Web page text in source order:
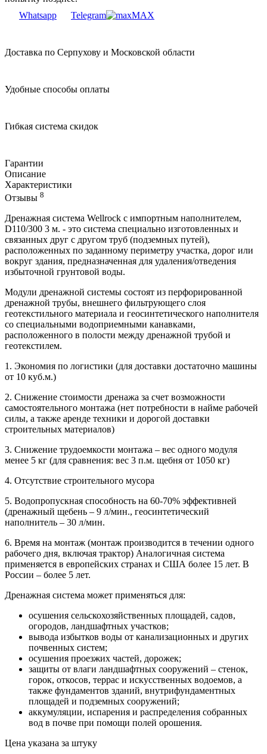
Whatsapp
Telegram MAX
Доставка по Серпухову и Московской области
Удобные способы оплаты
Гибкая система скидок
Гарантии
Описание
Характеристики
Отзывы 8
Дренажная система Wellrock с импортным наполнителем,
D110/300 3 м. - это система специально изготовленных и
связанных друг с другом труб (подземных путей),
расположенных по заданному периметру участка, дорог или
вокруг здания, предназначенная для удаления/отведения
избыточной грунтовой воды.
Модули дренажной системы состоят из перфорированной
дренажной трубы, внешнего фильтрующего слоя
геотекстильного материала и геосинтетического наполнителя
со специальными водоприемными канавками,
расположенного в полости между дренажной трубой и
геотекстилем.
1. Экономия по логистики (для доставки достаточно машины
от 10 куб.м.)
2. Снижение стоимости дренажа за счет возможности
самостоятельного монтажа (нет потребности в найме рабочей
силы, а также аренде техники и дорогой доставки
строительных материалов)
3. Снижение трудоемкости монтажа – вес одного модуля
менее 5 кг (для сравнения: вес 3 п.м. щебня от 1050 кг)
4. Отсутствие строительного мусора
5. Водопропускная способность на 60-70% эффективней
(дренажный щебень – 9 л/мин., геосинтетический
наполнитель – 30 л/мин.
6. Время на монтаж (монтаж производится в течении одного
рабочего дня, включая трактор) Аналогичная система
применяется в европейских странах и США более 15 лет. В
России – более 5 лет.
Дренажная система может применяться для:
осушения сельскохозяйственных площадей, садов,
огородов, ландшафтных участков;
вывода избытков воды от канализационных и других
почвенных систем;
осушения проезжих частей, дорожек;
защиты от влаги ландшафтных сооружений – стенок,
горок, откосов, террас и искусственных водоемов, а
также фундаментов зданий, внутрифундаментных
площадей и подземных сооружений;
аккумуляции, испарения и распределения собранных
вод в почве при помощи полей орошения.
Цена указана за штуку